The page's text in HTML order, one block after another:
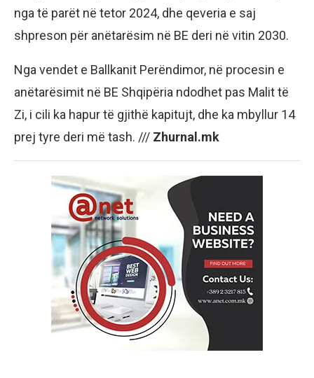
nga të parët në tetor 2024, dhe qeveria e saj
shpreson për anëtarësim në BE deri në vitin 2030.
Nga vendet e Ballkanit Perëndimor, në procesin e
anëtarësimit në BE Shqipëria ndodhet pas Malit të
Zi, i cili ka hapur të gjithë kapitujt, dhe ka mbyllur 14
prej tyre deri më tash. /// Zhurnal.mk